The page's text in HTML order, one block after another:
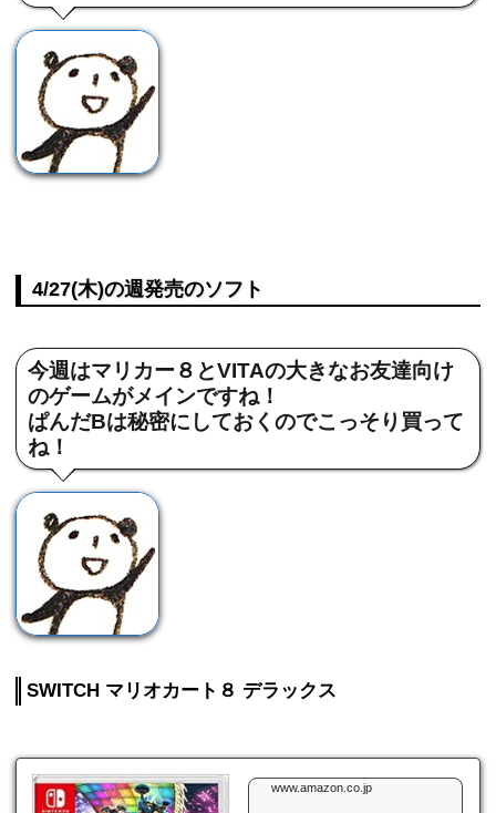
4/27(木)の週発売のソフト
今週はマリカー８とVITAの大きなお友達向け
のゲームがメインですね！
ぱんだBは秘密にしておくのでこっそり買って
ね！
SWITCH マリオカート８ デラックス
www.amazon.co.jp